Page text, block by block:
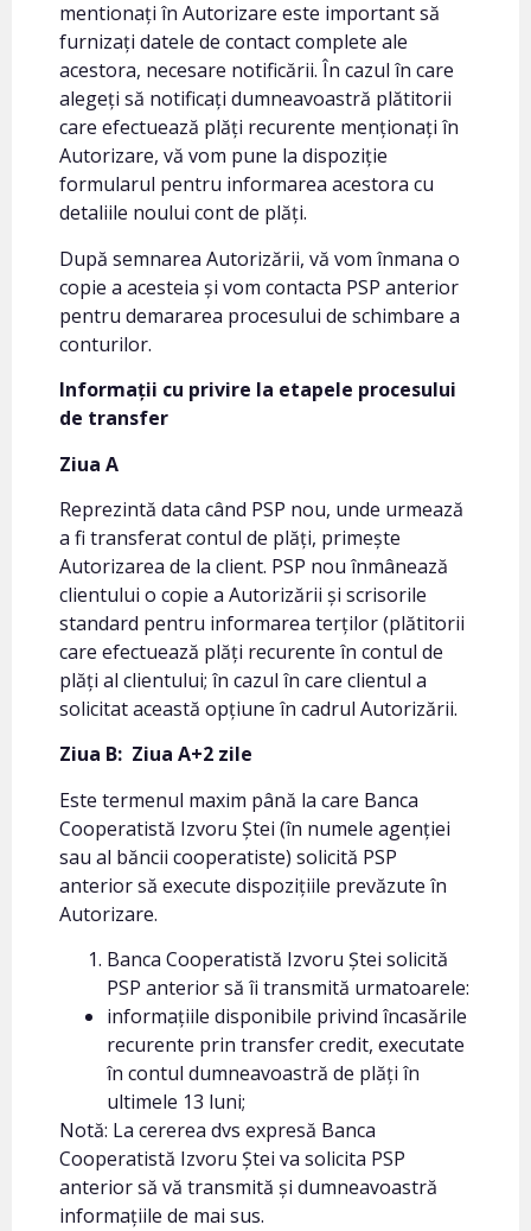
mentionați în Autorizare este important să
furnizați datele de contact complete ale
acestora, necesare notificării. În cazul în care
alegeți să notificați dumneavoastră plătitorii
care efectuează plăți recurente menționați în
Autorizare, vă vom pune la dispoziție
formularul pentru informarea acestora cu
detaliile noului cont de plăți.
După semnarea Autorizării, vă vom înmana o
copie a acesteia și vom contacta PSP anterior
pentru demararea procesului de schimbare a
conturilor.
Informații cu privire la etapele procesului
de transfer
Ziua A
Reprezintă data când PSP nou, unde urmează
a fi transferat contul de plăți, primește
Autorizarea de la client. PSP nou înmânează
clientului o copie a Autorizării și scrisorile
standard pentru informarea terților (plătitorii
care efectuează plăți recurente în contul de
plăți al clientului; în cazul în care clientul a
solicitat această opțiune în cadrul Autorizării.
Ziua B: Ziua A+2 zile
Este termenul maxim până la care Banca
Cooperatistă Izvoru Ștei (în numele agenției
sau al băncii cooperatiste) solicită PSP
anterior să execute dispozițiile prevăzute în
Autorizare.
Banca Cooperatistă Izvoru Ștei solicită
PSP anterior să îi transmită urmatoarele:
informațiile disponibile privind încasările
recurente prin transfer credit, executate
în contul dumneavoastră de plăți în
ultimele 13 luni;
Notă: La cererea dvs expresă Banca
Cooperatistă Izvoru Ștei va solicita PSP
anterior să vă transmită și dumneavoastră
informațiile de mai sus.